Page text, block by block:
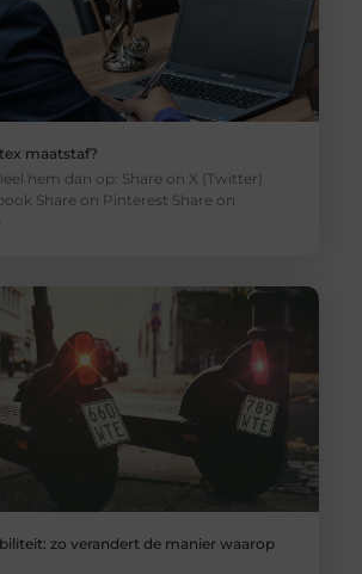
maatstaf?
hem dan op: Share on X (Twitter)
Share on Pinterest Share on
zo verandert de manier waarop